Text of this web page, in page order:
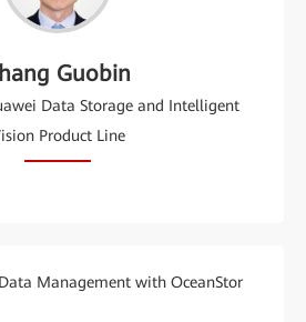
Guobin
Data Storage and Intelligent
Product Line
Management with OceanStor